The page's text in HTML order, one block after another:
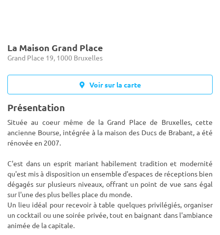
La Maison Grand Place
Grand Place 19, 1000 Bruxelles
Voir sur la carte
Présentation
Située au coeur même de la Grand Place de Bruxelles, cette
ancienne Bourse, intégrée à la maison des Ducs de Brabant, a été
rénovée en 2007.
C'est dans un esprit mariant habilement tradition et modernité
qu'est mis à disposition un ensemble d'espaces de réceptions bien
dégagés sur plusieurs niveaux, offrant un point de vue sans égal
sur l'une des plus belles place du monde.
Un lieu idéal pour recevoir à table quelques privilégiés, organiser
un cocktail ou une soirée privée, tout en baignant dans l'ambiance
animée de la capitale.